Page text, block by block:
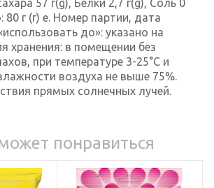
57 г(g), Белки 2,7 г(g), Соль 0
80 г (г) e. Номер партии, дата
до»: указано на
хранения: в помещении без
при температуре 3-25°С и
воздуха не выше 75%.
прямых солнечных лучей.
понравиться